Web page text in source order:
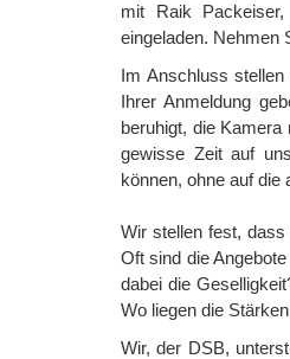
mit Raik
eingeladen. Nehmen
Im Anschluss
Ihrer Anmeldung
beruhigt, die
gewisse Zeit auf
können, ohne auf die
Wir stellen fest,
Oft sind die
dabei die
Wo liegen die
Wir, der DSB,